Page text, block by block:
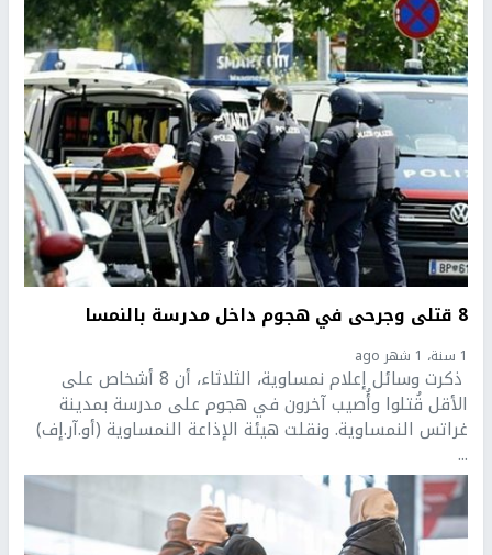
8 قتلى وجرحى في هجوم داخل مدرسة بالنمسا
1 سنة، 1 شهر ago
ذكرت وسائل إعلام نمساوية، الثلاثاء، أن 8 أشخاص على
الأقل قُتلوا وأُصيب آخرون في هجوم على مدرسة بمدينة
غراتس النمساوية. ونقلت هيئة الإذاعة النمساوية (أو.آر.إف)
...